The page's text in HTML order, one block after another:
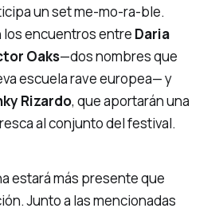
un set me-mo-ra-ble.
encuentros entre Daria
Oaks—dos nombres que
escuela rave europea— y
Rizardo, que aportarán una
al conjunto del festival.
estará más presente que
Junto a las mencionadas